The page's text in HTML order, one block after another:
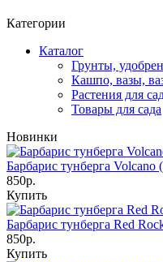
Категории
Каталог
Грунты,
Кашпо, вазы,
Растения для
Товары для сада
Новинки
Барбарис тунберга Volcano
850р.
Купить
Барбарис тунберга Red
850р.
Купить